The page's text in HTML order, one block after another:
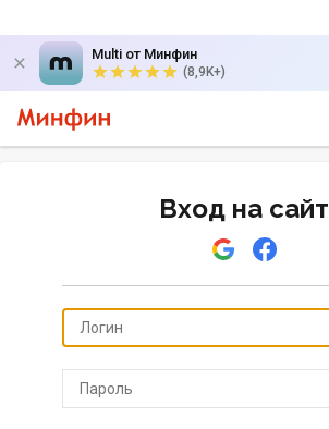
Multi от Минфин
(8,9K+)
Вход на сайт